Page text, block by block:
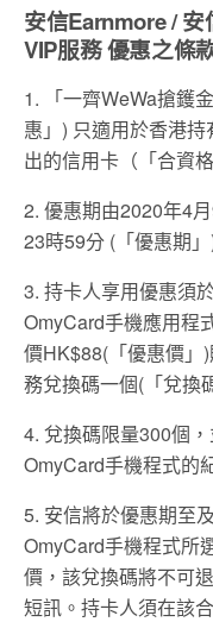
安信Earnmore / 安
VIP服務 優惠之條
1. 「一齊WeWa搶鑊
惠」) 只適用於香港
出的信用卡（「合資
2. 優惠期由2020年4
23時59分 (「優惠期」
3. 持卡人享用優惠須
OmyCard手機應用程
價HK$88(「優惠價」
務兌換碼一個(「兌換
4. 兌換碼限量300個
OmyCard手機程式的
5. 安信將於優惠期至
OmyCard手機程式所
價，該兌換碼將不可
短訊。持卡人須在該